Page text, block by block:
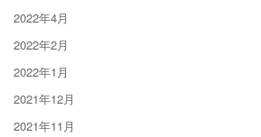
2022年4月
2022年2月
2022年1月
2021年12月
2021年11月